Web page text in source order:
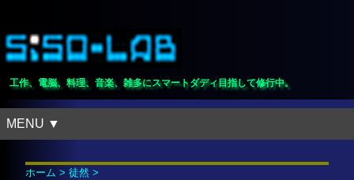
工作、電脳、料理、音楽、雑多にスマートダディ目指して修行中。
MENU ▼
ホーム >徒然 >